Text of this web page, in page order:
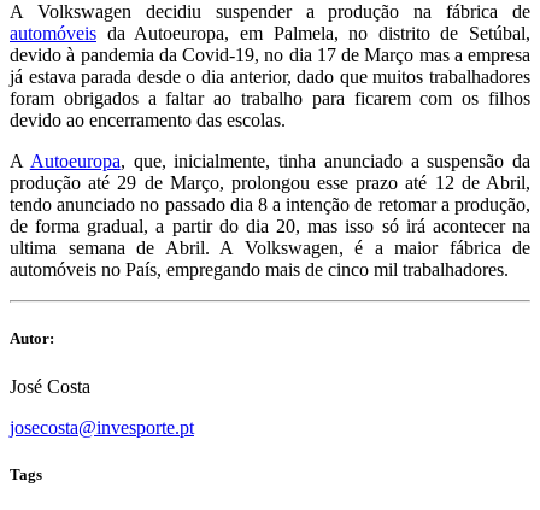
A Volkswagen decidiu suspender a produção na fábrica de
automóveis da Autoeuropa, em Palmela, no distrito de Setúbal,
devido à pandemia da Covid-19, no dia 17 de Março mas a empresa
já estava parada desde o dia anterior, dado que muitos trabalhadores
foram obrigados a faltar ao trabalho para ficarem com os filhos
devido ao encerramento das escolas.
A Autoeuropa, que, inicialmente, tinha anunciado a suspensão da
produção até 29 de Março, prolongou esse prazo até 12 de Abril,
tendo anunciado no passado dia 8 a intenção de retomar a produção,
de forma gradual, a partir do dia 20, mas isso só irá acontecer na
ultima semana de Abril. A Volkswagen, é a maior fábrica de
automóveis no País, empregando mais de cinco mil trabalhadores.
Autor:
José Costa
josecosta@invesporte.pt
Tags